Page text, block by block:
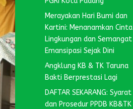
Merayakan Hari Bumi dan
Kartini: Menanamkan Cinta
Lingkungan dan Semangat
Emansipasi Sejak Dini
Angklung KB & TK Taruna
Bakti Berprestasi Lagi
DAFTAR SEKARANG: Syarat
dan Prosedur PPDB KB&TK